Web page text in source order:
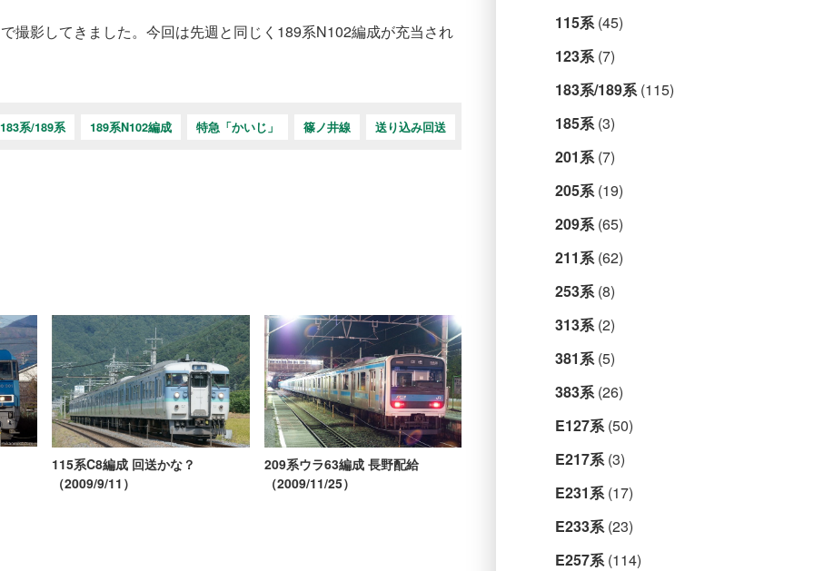
撮影してきました。今回は先週と同じく189系N102編成が充当され
183系/189系 189系N102編成 特急「かいじ」 篠ノ井線 送り込み回送
115系C8編成 回送かな？
（2009/9/11）
209系ウラ63編成 長野配給
（2009/11/25）
115系(45)
123系(7)
183系/189系(115)
185系(3)
201系(7)
205系(19)
209系(65)
211系(62)
253系(8)
313系(2)
381系(5)
383系(26)
E127系(50)
E217系(3)
E231系(17)
E233系(23)
E257系(114)